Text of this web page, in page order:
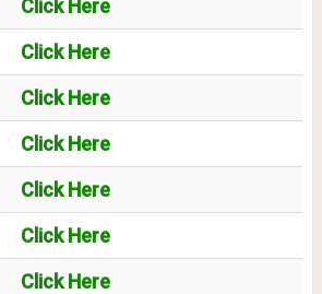
Click Here
Click Here
Click Here
Click Here
Click Here
Click Here
Click Here